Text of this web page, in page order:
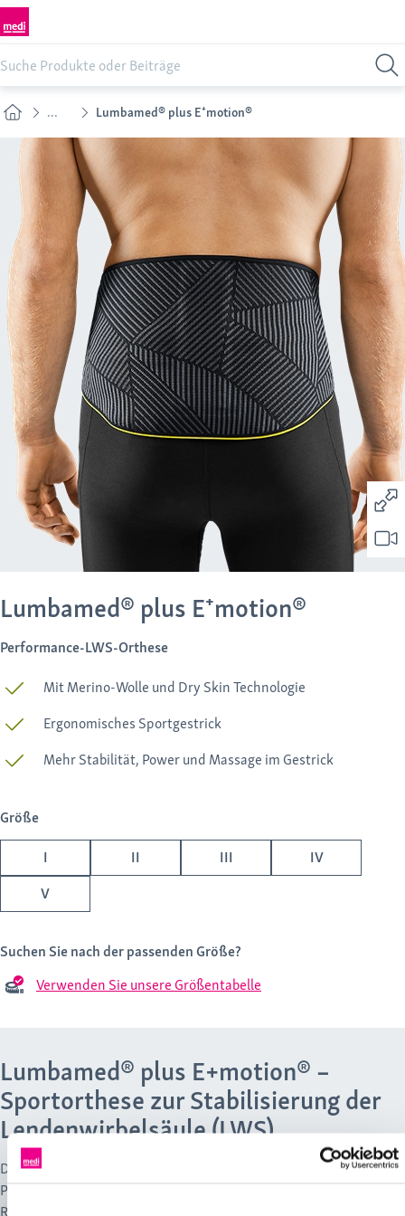
... Lumbamed® plus E⁺motion®
Lumbamed® plus E⁺motion®
Performance-LWS-Orthese
Mit Merino-Wolle und Dry Skin Technologie
Ergonomisches Sportgestrick
Mehr Stabilität, Power und Massage im Gestrick
Größe
I II III
IV
V
Suchen Sie nach der passenden Größe?
Verwenden Sie unsere Größentabelle
Lumbamed® plus E+motion® –
Sportorthese zur Stabilisierung der
Lendenwirbelsäule (LWS)
Die Lumbamed plus E⁺motion ist eine Stabilisierungsorthese mit
Pelotte, die beispielsweise bei unspezifischen Rückenschmerzen,
Reizzuständen und statomotorisch-muskulären Dysbalancen die